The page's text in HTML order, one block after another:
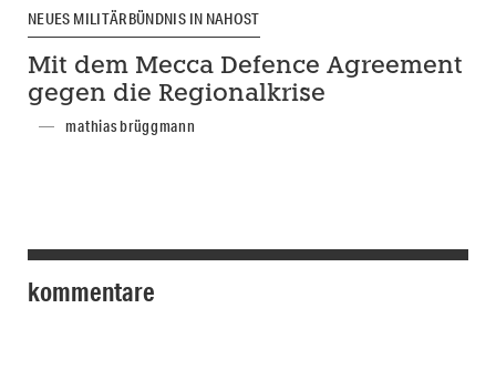
NEUES MILITÄRBÜNDNIS IN NAHOST
Mit dem Mecca Defence Agreement
gegen die Regionalkrise
mathias brüggmann
kommentare